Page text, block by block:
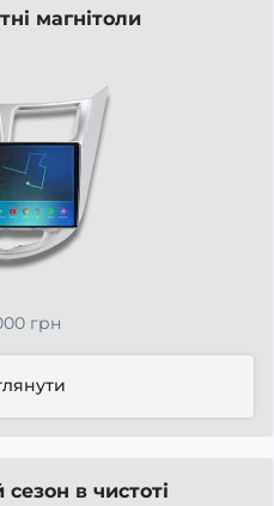
магнітоли
грн
в чистоті